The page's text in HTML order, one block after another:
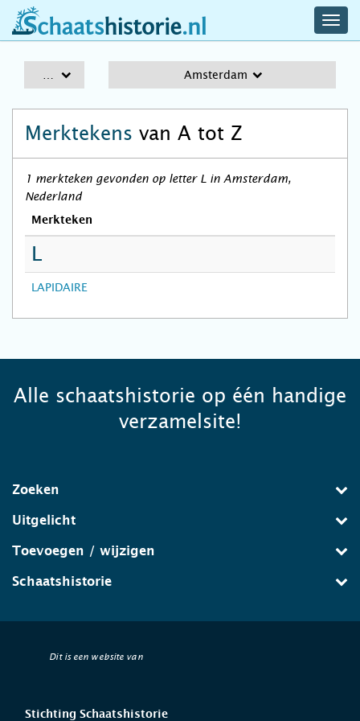
schaatshistorie.nl
Amsterdam
Merktekens van A tot Z
1 merkteken gevonden op letter L in Amsterdam,
Nederland
Merkteken
L
LAPIDAIRE
Alle schaatshistorie op één handige
verzamelsite!
Zoeken
Uitgelicht
Toevoegen / wijzigen
Schaatshistorie
Dit is een website van
Stichting Schaatshistorie